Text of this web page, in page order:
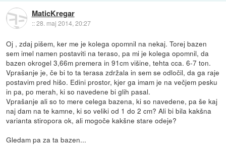
MaticKregar
::28. maj 2014, 20:27
Oj , zdaj pišem, ker me je kolega opomnil na nekaj. Torej bazen
sem imel namen postaviti na teraso, pa mi je kolega opomnil, da
bazen okrogel 3,66m premera in 91cm višine, tehta cca. 6-7 ton.
Vprašanje je, če bi to ta terasa zdržala in sem se odločil, da ga raje
postavim pred hišo. Edini prostor, kjer ga imam je na večjem pesku
in pa, po merah, ki so navedene bi glih pasal.
Vprašanje ali so to mere celega bazena, ki so navedene, pa še kaj
naj dam na te kamne, ki so veliki od 1 do 2 cm? Ali bi bila kakšna
varianta stiropora ok, ali mogoče kakšne stare odeje?
Gledam pa za ta bazen...